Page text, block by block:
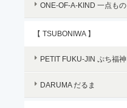
ONE-OF-A-KIND 一点もの
【 TSUBONIWA 】
PETIT FUKU-JIN ぷち福神
DARUMA だるま